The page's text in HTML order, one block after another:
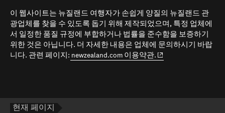
이 웹사이트는 뉴질랜드 여행자가 손쉽게 양질의 뉴질랜드 관
광업체를 찾을 수 있도록 돕기 위해 제작되었으며, 특정 업체에
서 일정한 품질 규정에 부합하거나 법률을 준수함을 보증하기
위한 것은 아닙니다. 더 자세한 내용은 업체에 문의하시기 바랍
니다. 관련 페이지: newzealand.com 이용약관. (opens in new window)
현재 페이지